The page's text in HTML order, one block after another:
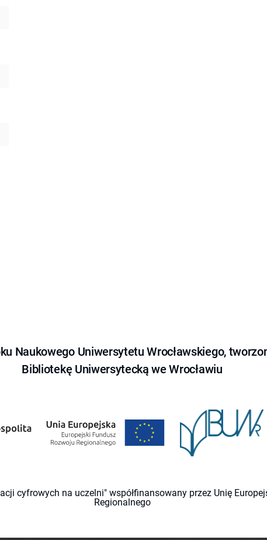
Naukowego Uniwersytetu Wrocławskiego,
Bibliotekę Uniwersytecką we Wrocławiu
cyfrowych na uczelni" współfinansowany przez Unię
Regionalnego